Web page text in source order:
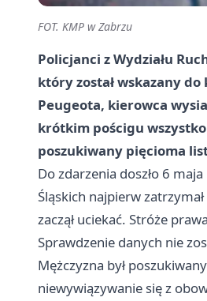
FOT. KMP w Zabrzu
Policjanci z Wydziału
który został wskazany
Peugeota, kierowca
krótkim pościgu wszystko
poszukiwany pięcioma
Do zdarzenia doszło 6
Śląskich najpierw
zaczął uciekać. Stróże
Sprawdzenie danych nie
Mężczyzna był
niewywiązywanie się z